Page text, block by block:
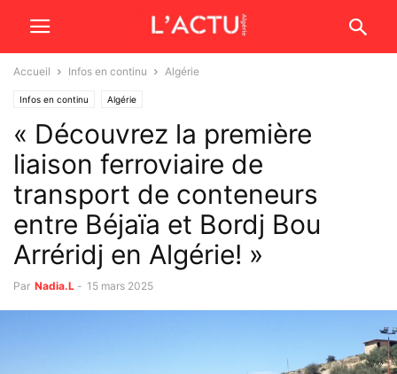
Accueil Infos en continu Algérie
Infos en continu Algérie
« Découvrez la première
liaison ferroviaire de
transport de conteneurs
entre Béjaïa et Bordj Bou
Arréridj en Algérie! »
Par Nadia.L - 15 mars 2025